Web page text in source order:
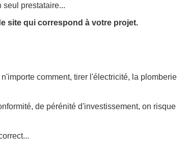
prestataire...
site qui correspond à votre projet.
comment, tirer l'électricité, la plomberie
de pérénité d'investissement, on risque